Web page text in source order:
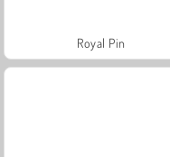
Royal Pin